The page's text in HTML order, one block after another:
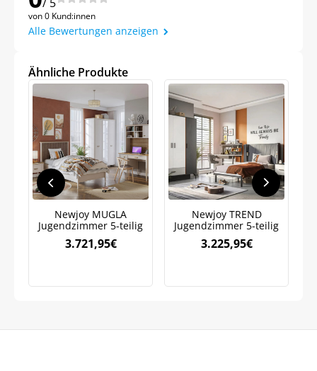
von 0 Kund:innen
Alle Bewertungen anzeigen
Ähnliche Produkte
Newjoy MUGLA
Jugendzimmer 5-teilig
3.721,95€
Newjoy TREND
Jugendzimmer 5-teilig
3.225,95€
Meinen Code senden
Weitere Informationen darüber, wie wir Ihre Daten für
Marketingkommunikation verarbeiten. Lesen Sie unsere
Datenschutzrichtlinie.